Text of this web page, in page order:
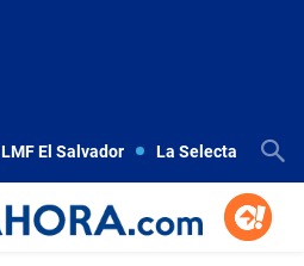
LMF El Salvador La Selecta